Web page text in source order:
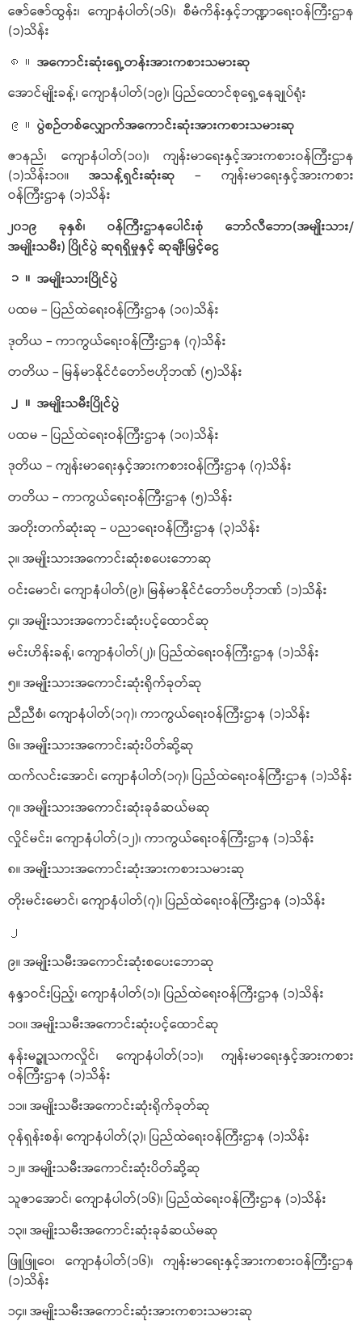
ဇော်ဇော်ထွန်း၊ ကျောနံပါတ်(၁၆)၊ စီမံကိန်းနှင့်ဘဏ္ဍာရေးဝန်ကြီးဌာန
(၁)သိန်း
၈။ အကောင်းဆုံးရှေ့တန်းအားကစားသမားဆု
အောင်မျိုးခန့်၊ ကျောနံပါတ်(၁၉)၊ ပြည်ထောင်စုရှေ့နေချုပ်ရုံး
၉။ ပွဲစဉ်တစ်လျှောက်အကောင်းဆုံးအားကစားသမားဆု
ဇာနည်၊ ကျောနံပါတ်(၁၀)၊ ကျန်းမာရေးနှင့်အားကစားဝန်ကြီးဌာန
(၁)သိန်း၁၀။ အသန့်ရှင်းဆုံးဆု – ကျန်းမာရေးနှင့်အားကစား
ဝန်ကြီးဌာန (၁)သိန်း
၂၀၁၉ ခုနှစ်၊ ဝန်ကြီးဌာနပေါင်းစုံ ဘော်လီဘော(အမျိုးသား/
အမျိုးသမီး) ပြိုင်ပွဲ ဆုရရှိမှုနှင့် ဆုချီးမြှင့်ငွေ
၁။ အမျိုးသားပြိုင်ပွဲ
ပထမ – ပြည်ထဲရေးဝန်ကြီးဌာန (၁၀)သိန်း
ဒုတိယ – ကာကွယ်ရေးဝန်ကြီးဌာန (၇)သိန်း
တတိယ – မြန်မာနိုင်ငံတော်ဗဟိုဘဏ် (၅)သိန်း
၂။ အမျိုးသမီးပြိုင်ပွဲ
ပထမ – ပြည်ထဲရေးဝန်ကြီးဌာန (၁၀)သိန်း
ဒုတိယ – ကျန်းမာရေးနှင့်အားကစားဝန်ကြီးဌာန (၇)သိန်း
တတိယ – ကာကွယ်ရေးဝန်ကြီးဌာန (၅)သိန်း
အတိုးတက်ဆုံးဆု – ပညာရေးဝန်ကြီးဌာန (၃)သိန်း
၃။ အမျိုးသားအကောင်းဆုံးစပေးဘောဆု
ဝင်းမောင်၊ ကျောနံပါတ်(၉)၊ မြန်မာနိုင်ငံတော်ဗဟိုဘဏ် (၁)သိန်း
၄။ အမျိုးသားအကောင်းဆုံးပင့်ထောင်ဆု
မင်းဟိန်းခန့်၊ ကျောနံပါတ်(၂)၊ ပြည်ထဲရေးဝန်ကြီးဌာန (၁)သိန်း
၅။ အမျိုးသားအကောင်းဆုံးရိုက်ခုတ်ဆု
ညီညီစံ၊ ကျောနံပါတ်(၁၇)၊ ကာကွယ်ရေးဝန်ကြီးဌာန (၁)သိန်း
၆။ အမျိုးသားအကောင်းဆုံးပိတ်ဆို့ဆု
ထက်လင်းအောင်၊ ကျောနံပါတ်(၁၇)၊ ပြည်ထဲရေးဝန်ကြီးဌာန (၁)သိန်း
၇။ အမျိုးသားအကောင်းဆုံးခုခံဆယ်မဆု
လှိုင်မင်း၊ ကျောနံပါတ်(၁၂)၊ ကာကွယ်ရေးဝန်ကြီးဌာန (၁)သိန်း
၈။ အမျိုးသားအကောင်းဆုံးအားကစားသမားဆု
တိုးမင်းမောင်၊ ကျောနံပါတ်(၇)၊ ပြည်ထဲရေးဝန်ကြီးဌာန (၁)သိန်း
၂
၉။ အမျိုးသမီးအကောင်းဆုံးစပေးဘောဆု
နန္ဒာဝင်းပြည့်၊ ကျောနံပါတ်(၁)၊ ပြည်ထဲရေးဝန်ကြီးဌာန (၁)သိန်း
၁၀။ အမျိုးသမီးအကောင်းဆုံးပင့်ထောင်ဆု
နန်းမဉ္ဇူသကလှိုင်၊ ကျောနံပါတ်(၁၁)၊ ကျန်းမာရေးနှင့်အားကစား
ဝန်ကြီးဌာန (၁)သိန်း
၁၁။ အမျိုးသမီးအကောင်းဆုံးရိုက်ခုတ်ဆု
ဝုန်ရှန်းစန်၊ ကျောနံပါတ်(၃)၊ ပြည်ထဲရေးဝန်ကြီးဌာန (၁)သိန်း
၁၂။ အမျိုးသမီးအကောင်းဆုံးပိတ်ဆို့ဆု
သူဇာအောင်၊ ကျောနံပါတ်(၁၆)၊ ပြည်ထဲရေးဝန်ကြီးဌာန (၁)သိန်း
၁၃။ အမျိုးသမီးအကောင်းဆုံးခုခံဆယ်မဆု
ဖြူဖြူဝေ၊ ကျောနံပါတ်(၁၆)၊ ကျန်းမာရေးနှင့်အားကစားဝန်ကြီးဌာန
(၁)သိန်း
၁၄။ အမျိုးသမီးအကောင်းဆုံးအားကစားသမားဆု